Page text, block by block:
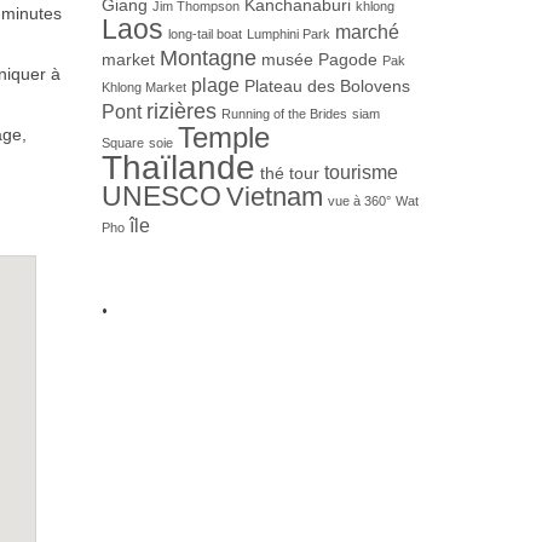
à
Giang Jim Thompson Kanchanaburi khlong
Laos long-tail boat Lumphini Park marché
market Montagne musée Pagode Pak
Khlong Market plage Plateau des Bolovens
Pont rizières Running of the Brides siam
Square soie Temple
Thaïlande thé tour tourisme
UNESCO Vietnam vue à 360° Wat
Pho île
.